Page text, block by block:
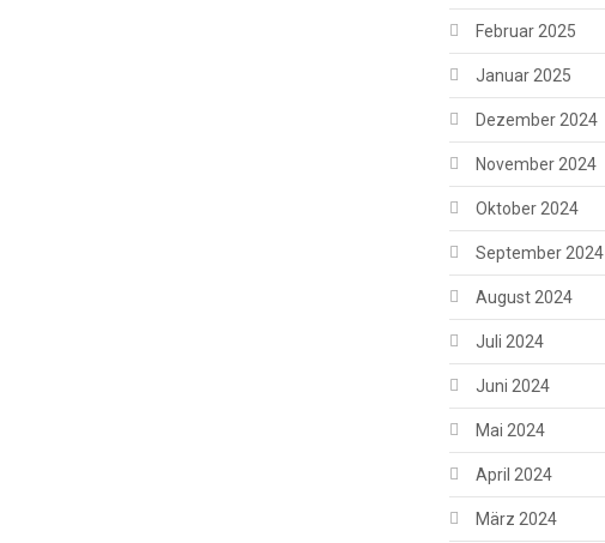
Februar 2025
Januar 2025
Dezember 2024
November 2024
Oktober 2024
September 2024
August 2024
Juli 2024
Juni 2024
Mai 2024
April 2024
März 2024